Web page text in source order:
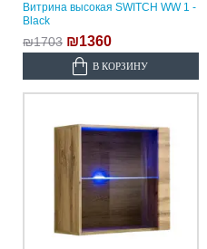
Витрина высокая SWITCH WW 1 -
Black
₪1703 ₪1360
В КОРЗИНУ